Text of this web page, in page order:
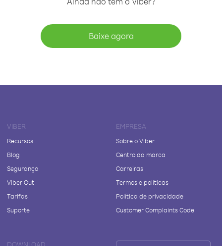
Baixe agora
VIBER
Recursos
Blog
Segurança
Viber Out
Tarifas
Suporte
EMPRESA
Sobre o Viber
Centro da marca
Carreiras
Termos e políticas
Política de privacidade
Customer Complaints Code
DOWNLOAD